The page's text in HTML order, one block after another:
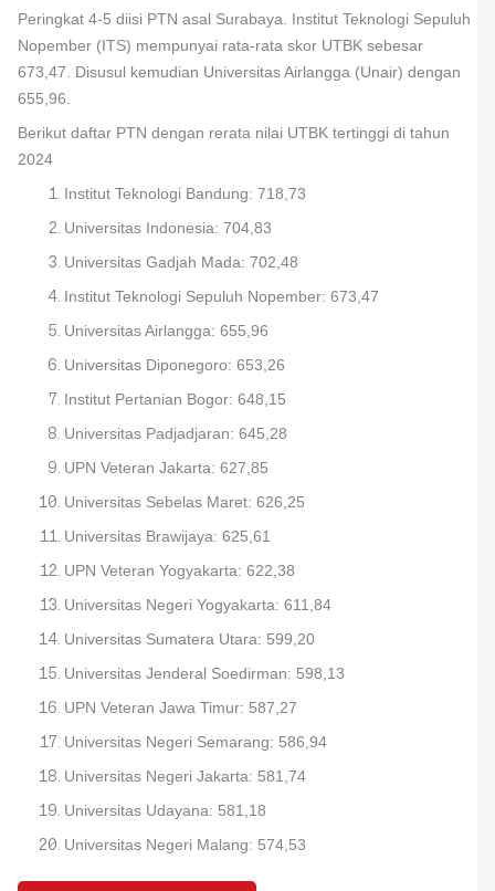
Peringkat 4-5 diisi PTN asal Surabaya. Institut Teknologi Sepuluh
Nopember (ITS) mempunyai rata-rata skor UTBK sebesar
673,47. Disusul kemudian Universitas Airlangga (Unair) dengan
655,96.
Berikut daftar PTN dengan rerata nilai UTBK tertinggi di tahun
2024
Institut Teknologi Bandung: 718,73
Universitas Indonesia: 704,83
Universitas Gadjah Mada: 702,48
Institut Teknologi Sepuluh Nopember: 673,47
Universitas Airlangga: 655,96
Universitas Diponegoro: 653,26
Institut Pertanian Bogor: 648,15
Universitas Padjadjaran: 645,28
UPN Veteran Jakarta: 627,85
Universitas Sebelas Maret: 626,25
Universitas Brawijaya: 625,61
UPN Veteran Yogyakarta: 622,38
Universitas Negeri Yogyakarta: 611,84
Universitas Sumatera Utara: 599,20
Universitas Jenderal Soedirman: 598,13
UPN Veteran Jawa Timur: 587,27
Universitas Negeri Semarang: 586,94
Universitas Negeri Jakarta: 581,74
Universitas Udayana: 581,18
Universitas Negeri Malang: 574,53